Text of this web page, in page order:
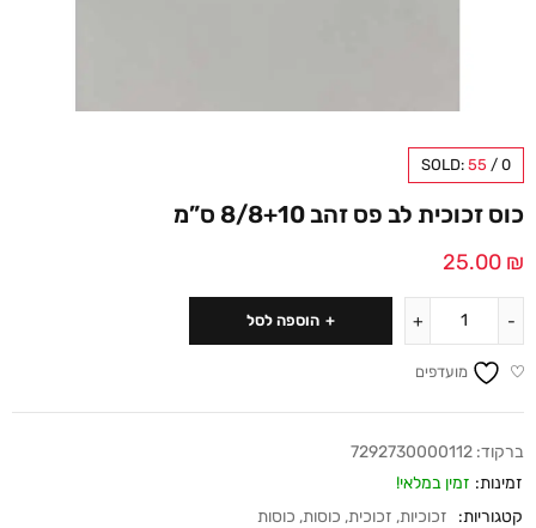
SOLD: 55 / 0
כוס זכוכית לב פס זהב 8/8+10 ס”מ
25.00 ₪
הוספה לסל
מועדפים
ברקוד: 7292730000112
זמינות: זמין במלאי!
קטגוריות:
זכוכיות, זכוכית, כוסות, כוסות